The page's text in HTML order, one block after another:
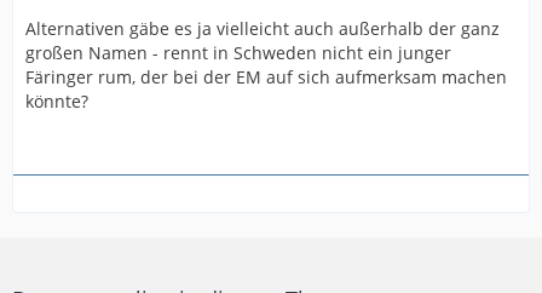
Alternativen gäbe es ja vielleicht auch außerhalb der ganz
großen Namen - rennt in Schweden nicht ein junger
Färinger rum, der bei der EM auf sich aufmerksam machen
könnte?